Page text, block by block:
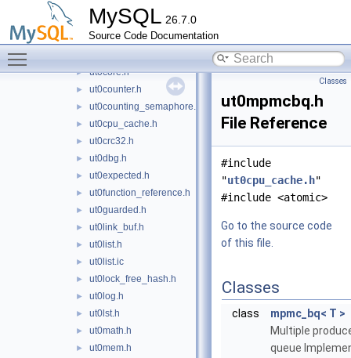
MySQL 26.7.0
Source Code Documentation
ut0byte.h
ut0byte.ic
► ut0core.h
► ut0counter.h
► ut0counting_semaphore.h
► ut0cpu_cache.h
► ut0crc32.h
► ut0dbg.h
► ut0expected.h
► ut0function_reference.h
► ut0guarded.h
► ut0link_buf.h
► ut0list.h
► ut0list.ic
► ut0lock_free_hash.h
► ut0log.h
► ut0lst.h
► ut0math.h
► ut0mem.h
Classes
ut0mpmcbq.h
File Reference
#include
"ut0cpu_cache.h"
#include <atomic>
Go to the source code
of this file.
Classes
class
mpmc_bq< T >
Multiple
queue